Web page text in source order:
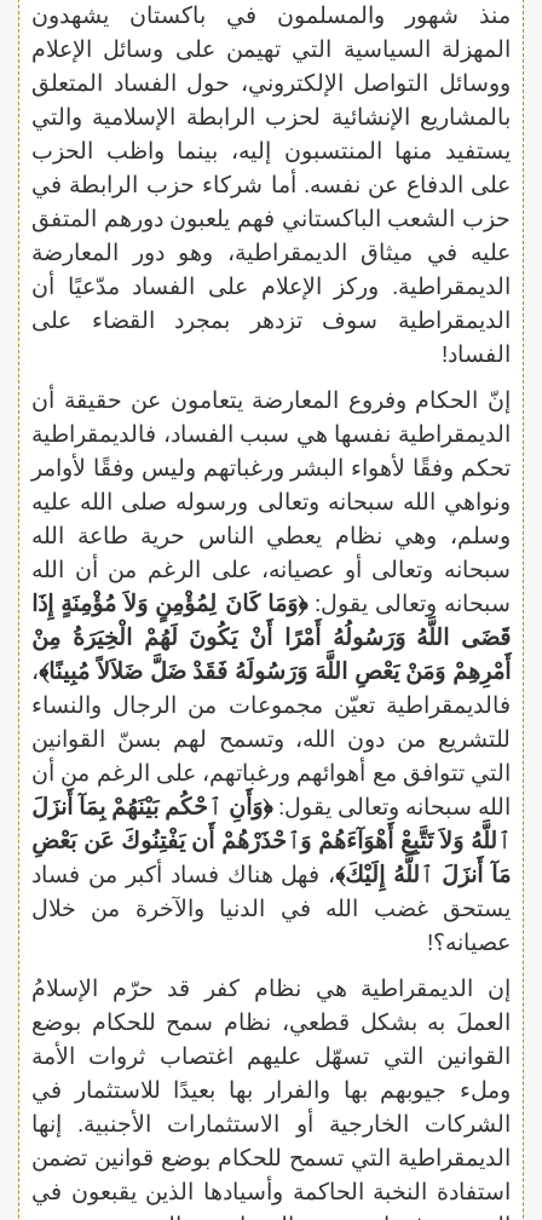
منذ شهور والمسلمون في باكستان يشهدون
المهزلة السياسية التي تهيمن على وسائل الإعلام
ووسائل التواصل الإلكتروني، حول الفساد المتعلق
بالمشاريع الإنشائية لحزب الرابطة الإسلامية والتي
يستفيد منها المنتسبون إليه، بينما واظب الحزب
على الدفاع عن نفسه. أما شركاء حزب الرابطة في
حزب الشعب الباكستاني فهم يلعبون دورهم المتفق
عليه في ميثاق الديمقراطية، وهو دور المعارضة
الديمقراطية. وركز الإعلام على الفساد مدّعيًا أن
الديمقراطية سوف تزدهر بمجرد القضاء على
الفساد!
إنّ الحكام وفروع المعارضة يتعامون عن حقيقة أن
الديمقراطية نفسها هي سبب الفساد، فالديمقراطية
تحكم وفقًا لأهواء البشر ورغباتهم وليس وفقًا لأوامر
ونواهي الله سبحانه وتعالى ورسوله صلى الله عليه
وسلم، وهي نظام يعطي الناس حرية طاعة الله
سبحانه وتعالى أو عصيانه، على الرغم من أن الله
سبحانه وتعالى يقول:﴿وَمَا كَانَ لِمُؤْمِنٍ وَلاَ مُؤْمِنَةٍ إِذَا
قَضَى اللَّهُ وَرَسُولُهُ أَمْرًا أَنْ يَكُونَ لَهُمْ الْخِيَرَةُ مِنْ
أَمْرِهِمْ وَمَنْ يَعْصِ اللَّهَ وَرَسُولَهُ فَقَدْ ضَلَّ ضَلاَلاً مُبِينًا﴾،
فالديمقراطية تعيّن مجموعات من الرجال والنساء
للتشريع من دون الله، وتسمح لهم بسنّ القوانين
التي تتوافق مع أهوائهم ورغباتهم، على الرغم من أن
الله سبحانه وتعالى يقول:﴿وَأَنِ ٱحْكُم بَيْنَهُمْ بِمَآ أَنزَلَ
ٱللَّهُ وَلاَ تَتَّبِعْ أَهْوَآءَهُمْ وَٱحْذَرْهُمْ أَن يَفْتِنُوكَ عَن بَعْضِ
مَآ أَنزَلَ ٱللَّهُ إِلَيْكَ﴾، فهل هناك فساد أكبر من فساد
يستحق غضب الله في الدنيا والآخرة من خلال
عصيانه؟!
إن الديمقراطية هي نظام كفر قد حرّم الإسلامُ
العملَ به بشكل قطعي، نظام سمح للحكام بوضع
القوانين التي تسهّل عليهم اغتصاب ثروات الأمة
وملء جيوبهم بها والفرار بها بعيدًا للاستثمار في
الشركات الخارجية أو الاستثمارات الأجنبية. إنها
الديمقراطية التي تسمح للحكام بوضع قوانين تضمن
استفادة النخبة الحاكمة وأسيادها الذين يقبعون في